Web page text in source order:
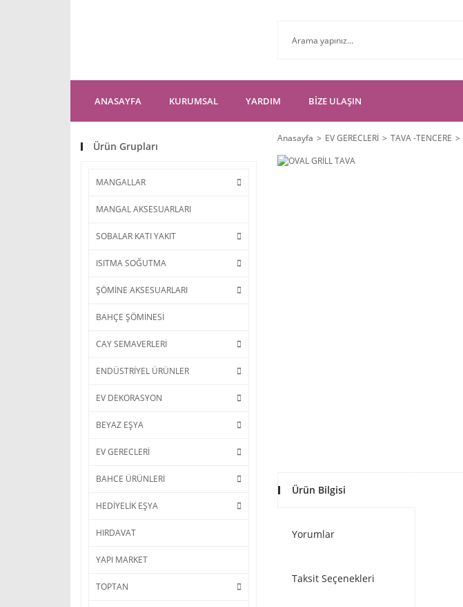
ANASAYFA KURUMSAL YARDIM BİZE ULAŞIN
Ürün Grupları
MANGALLAR
MANGAL AKSESUARLARI
SOBALAR KATI YAKIT
ISITMA SOĞUTMA
ŞÖMİNE AKSESUARLARI
BAHÇE ŞÖMİNESİ
CAY SEMAVERLERİ
ENDÜSTRİYEL ÜRÜNLER
EV DEKORASYON
BEYAZ EŞYA
EV GERECLERİ
BAHCE ÜRÜNLERİ
HEDİYELİK EŞYA
HIRDAVAT
YAPI MARKET
TOPTAN
Anasayfa EV GERECLERİ TAVA -TENCERE
Ürün Bilgisi
Yorumlar
Taksit Seçenekleri